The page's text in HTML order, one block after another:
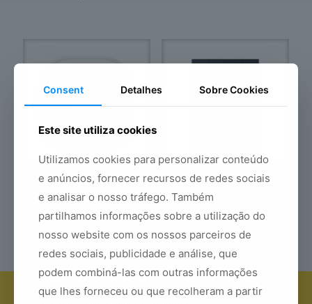
Campainha Para
Videoporteiro Yale
39,00€
Carregador Solar Yale
53,00
Consent Detalhes Sobre Cookies
Este site utiliza cookies
Utilizamos cookies para personalizar conteúdo
e anúncios, fornecer recursos de redes sociais
e analisar o nosso tráfego. Também
partilhamos informações sobre a utilização do
nosso website com os nossos parceiros de
redes sociais, publicidade e análise, que
podem combiná-las com outras informações
que lhes forneceu ou que recolheram a partir